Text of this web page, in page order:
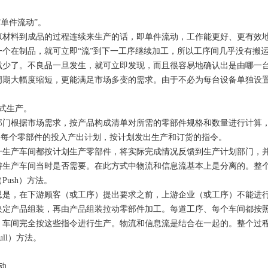
件流动”。
料到成品的过程连续来生产的话，即单件流动，工作能更好、更有
在制品，就可立即“流”到下一工序继续加工，所以工序间几乎没有搬
了。 不良品一旦发生，就可立即发现，而且很容易地确认出是由哪
大幅度缩短，更能满足市场多变的需求。由于不必为每台设备单独设
生产。
根据市场需求，按产品构成清单对所需的零部件规格和数量进行计
个零部件的投入产出计划，按计划发出生产和订货的指令。
产车间都按计划生产零部件，将实际完成情况反馈到生产计划部门
产车间当时是否需要。在此方式中物流和信息流基本上是分离的。
）方法。
，在下游顾客（或工序）提出要求之前，上游企业（或工序）不能
产品组装，再由产品组装拉动零部件加工。每道工序、每个车间都
间完全按这些指令进行生产。物流和信息流是结合在一起的。整个
）方法。